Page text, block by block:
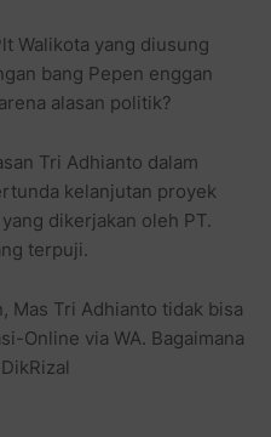
Walikota yang diusung
bang Pepen enggan
alasan politik?
Tri Adhianto dalam
kelanjutan proyek
dikerjakan oleh PT.
terpuji.
Mas Tri Adhianto tidak bisa
Online via WA. Bagaimana